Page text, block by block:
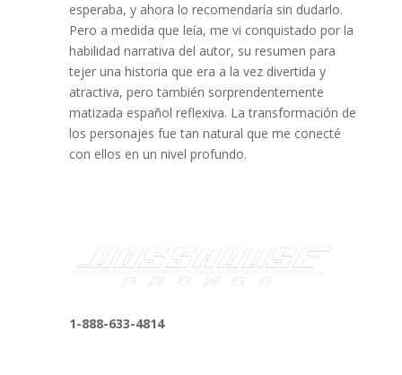
esperaba, y ahora lo recomendaría sin dudarlo.
Pero a medida que leía, me vi conquistado por la
habilidad narrativa del autor, su resumen para
tejer una historia que era a la vez divertida y
atractiva, pero también sorprendentemente
matizada español reflexiva. La transformación de
los personajes fue tan natural que me conecté
con ellos en un nivel profundo.
1-888-633-4814